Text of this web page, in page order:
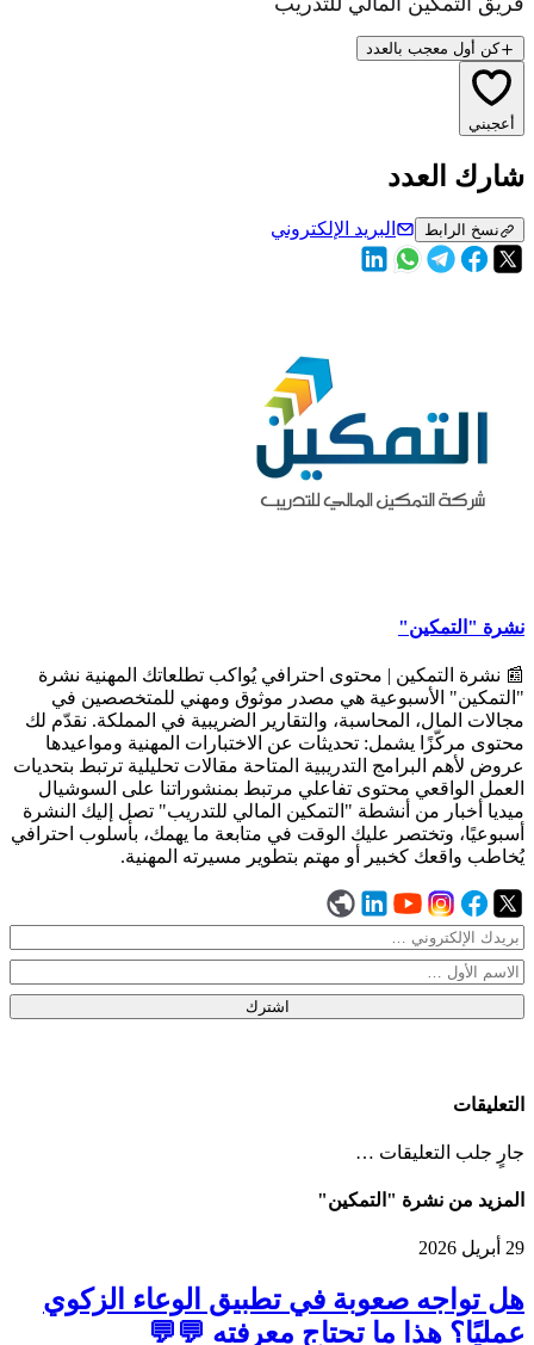
كن أول معجب بالعدد
أعجبني
شارك العدد
نسخ الرابط البريد الإلكتروني
نشرة "التمكين"
📰 نشرة التمكين | محتوى احترافي يُواكب تطلعاتك المهنية نشرة
"التمكين" الأسبوعية هي مصدر موثوق ومهني للمتخصصين في
مجالات المال، المحاسبة، والتقارير الضريبية في المملكة. نقدّم لك
محتوى مركّزًا يشمل: تحديثات عن الاختبارات المهنية ومواعيدها
عروض لأهم البرامج التدريبية المتاحة مقالات تحليلية ترتبط بتحديات
العمل الواقعي محتوى تفاعلي مرتبط بمنشوراتنا على السوشيال
ميديا أخبار من أنشطة "التمكين المالي للتدريب" تصل إليك النشرة
أسبوعيًا، وتختصر عليك الوقت في متابعة ما يهمك، بأسلوب احترافي
يُخاطب واقعك كخبير أو مهتم بتطوير مسيرته المهنية.
اشترك
التعليقات
جارٍ جلب التعليقات …
المزيد من نشرة "التمكين"
29 أبريل 2026
هل تواجه صعوبة في تطبيق الوعاء الزكوي
عمليًا؟ هذا ما تحتاج معرفته 💬💬